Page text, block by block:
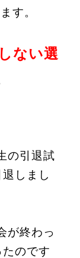
す。
ない選
の引退試
しまし
が終わっ
のです